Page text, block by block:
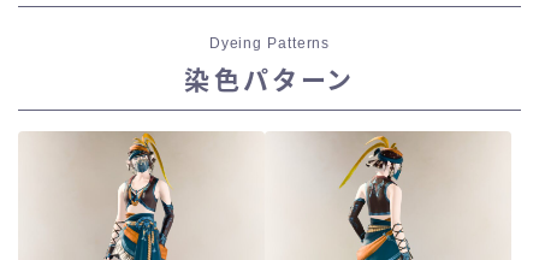
Dyeing Patterns
染色パターン